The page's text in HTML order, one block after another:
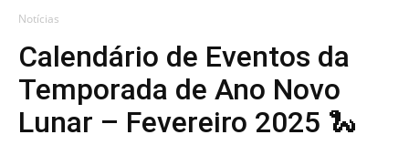
Notícias
Calendário de Eventos da
Temporada de Ano Novo
Lunar – Fevereiro 2025 🐍